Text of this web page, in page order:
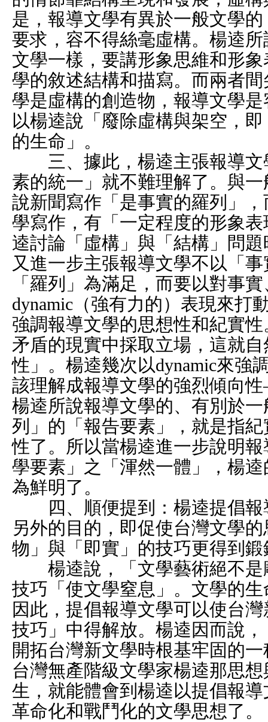
是，報導文學有異於一般文學
要求，容不得絲毫虛構。楊逵
文學一樣，要講形象思維和形
學的敘述結構和描寫。而兩者
學是虛構的創造物，報導文學
以楊逵說「廢除虛構與架空，
的生命」。
三、據此，楊逵主張報導文
素的統一」就不難理解了。與
說新聞寫作「是事實的羅列」
學寫作，有「一定程度的形象
逵討論「虛構」與「結構」問
又進一步主張報導文學不以「
「羅列」為滿足，而要以對事
dynamic（強有力的）表現來打
強調報導文學的思想性和紀實
矛盾的現實中採取立場，這就
性」。楊逵幾次以dynamic來強
該理解成報導文學的強烈傾向
楊逵所說報導文學的、有別於
列」的「報告要素」，就是指
性了。所以當楊逵進一步說明
學要素」之「渾然一體」，楊
為鮮明了。
四、順便提到：楊逵提倡報
另外的目的，即促使台灣文學
物」與「即實」的技巧更得到鍛
楊逵說，「文學藝術絕不是
技巧「使文學窒息」。文學的
因此，提倡報導文學可以使台
技巧」中得解放。楊逵因而說
開拓台灣新文學時根基牢固的
台灣無產階級文學家楊逵那思
生，就能體會到楊逵以提倡報
革命化和戰鬥化的文學思想了。